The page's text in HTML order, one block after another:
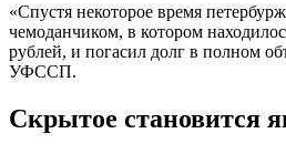
«Спустя некоторое время
чемоданчиком, в котором
рублей, и погасил долг в полном
УФССП.
Скрытое становится